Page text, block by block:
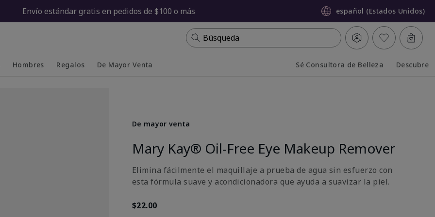
Envío estándar gratis en pedidos de $100 o más español (Estados Unidos)
Búsqueda
Hombres Regalos De Mayor Venta Sé Consultora de Belleza Descubre
De mayor venta
Mary Kay® Oil-Free Eye Makeup Remover
Elimina fácilmente el maquillaje a prueba de agua sin esfuerzo con
esta fórmula suave y acondicionadora que ayuda a suavizar la piel.
$22.00